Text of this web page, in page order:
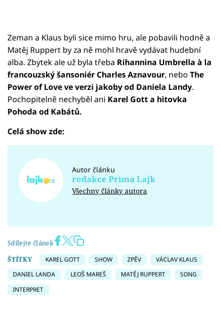
Zeman a Klaus byli sice mimo hru, ale pobavili hodně a
Matěj Ruppert by za ně mohl hravě vydávat hudební
alba. Zbytek ale už byla třeba Rihannina Umbrella à la
francouzský šansoniér Charles Aznavour, nebo The
Power of Love ve verzi jakoby od Daniela Landy.
Pochopitelně nechyběl ani Karel Gott a hitovka
Pohoda od Kabátů.
Celá show zde:
Autor článku
redakce Prima Lajk
Všechny články autora
Sdílejte článek
ŠTÍTKY
KAREL GOTT SHOW ZPĚV
VÁCLAV KLAUS
DANIEL LANDA
LEOŠ MAREŠ MATĚJ RUPPERT
SONG
INTERPRET